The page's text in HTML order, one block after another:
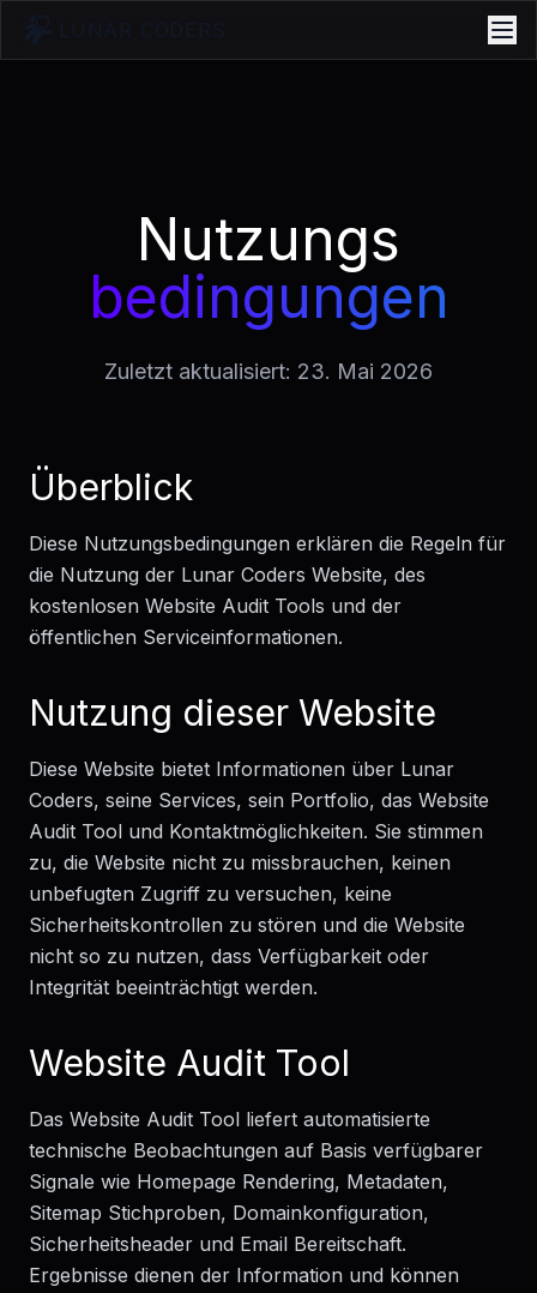
Nutzungs
bedingungen
Zuletzt aktualisiert: 23. Mai 2026
Überblick
Diese Nutzungsbedingungen erklären die Regeln für
die Nutzung der Lunar Coders Website, des
kostenlosen Website Audit Tools und der
öffentlichen Serviceinformationen.
Nutzung dieser Website
Diese Website bietet Informationen über Lunar
Coders, seine Services, sein Portfolio, das Website
Audit Tool und Kontaktmöglichkeiten. Sie stimmen
zu, die Website nicht zu missbrauchen, keinen
unbefugten Zugriff zu versuchen, keine
Sicherheitskontrollen zu stören und die Website
nicht so zu nutzen, dass Verfügbarkeit oder
Integrität beeinträchtigt werden.
Website Audit Tool
Das Website Audit Tool liefert automatisierte
technische Beobachtungen auf Basis verfügbarer
Signale wie Homepage Rendering, Metadaten,
Sitemap Stichproben, Domainkonfiguration,
Sicherheitsheader und Email Bereitschaft.
Ergebnisse dienen der Information und können